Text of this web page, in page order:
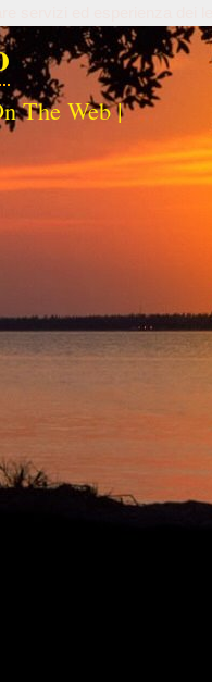
The Web |